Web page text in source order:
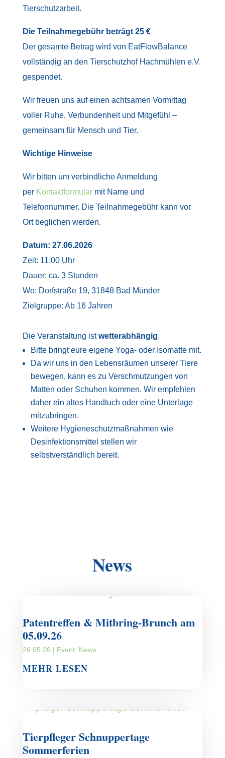
Tierschutzarbeit.
Die Teilnahmegebühr beträgt 25 €
Der gesamte Betrag wird von EatFlowBalance
vollständig an den Tierschutzhof Hachmühlen e.V.
gespendet.
Wir freuen uns auf einen achtsamen Vormittag
voller Ruhe, Verbundenheit und Mitgefühl –
gemeinsam für Mensch und Tier.
Wichtige Hinweise
Wir bitten um verbindliche Anmeldung
per Kontaktformularmit Name und
Telefonnummer. Die Teilnahmegebühr kann vor
Ort beglichen werden.
Datum: 27.06.2026
Zeit: 11.00 Uhr
Dauer: ca. 3 Stunden
Wo: Dorfstraße 19, 31848 Bad Münder
Zielgruppe: Ab 16 Jahren
Die Veranstaltung istwetterabhängig.
Bitte bringt eure eigene Yoga- oder Isomatte mit.
Da wir uns in den Lebensräumen unserer Tiere
bewegen, kann es zu Verschmutzungen von
Matten oder Schuhen kommen. Wir empfehlen
daher ein altes Handtuch oder eine Unterlage
mitzubringen.
Weitere Hygieneschutzmaßnahmen wie
Desinfektionsmittel stellen wir
selbstverständlich bereit.
News
Patentreffen & Mitbring-Brunch am
05.09.26
26.05.26 | Event, News
MEHR LESEN
Tierpfleger Schnuppertage
Sommerferien